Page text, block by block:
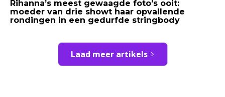
Rihanna’s meest gewaagde foto’s ooit:
moeder van drie showt haar opvallende
rondingen in een gedurfde stringbody
Laad meer artikels